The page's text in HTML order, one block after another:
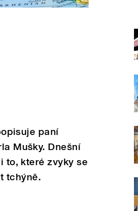
paní
Mušky. Dnešní
to, které zvyky se
tchýně.